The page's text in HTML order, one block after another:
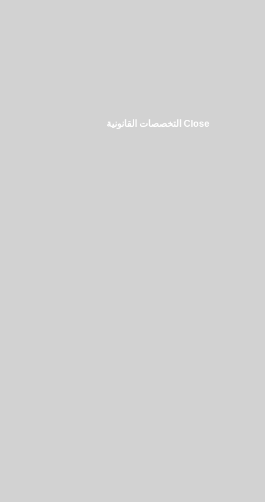
Close التخصصات القانونية